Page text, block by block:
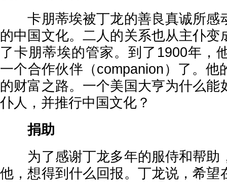
卡朋蒂埃被丁龙的善良真诚所感
的中国文化。二人的关系也从主仆变
了卡朋蒂埃的管家。到了1900年，
一个合作伙伴（companion）了。他
的财富之路。一个美国大亨为什么能
仆人，并推行中国文化？
捐助
为了感谢丁龙多年的服侍和帮助
他，想得到什么回报。丁龙说，希望